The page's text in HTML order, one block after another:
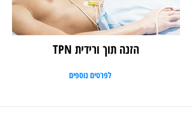
הזנה תוך ורידית TPN
לפרטים נוספים